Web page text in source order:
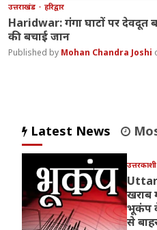
उत्तराखंड हरिद्वार
Haridwar: गंगा घाटों पर देवदूत
की बचाई जान
Mohan Chandra Joshi
Latest News
उत्तरकाशी
खराब
भूकंप
से